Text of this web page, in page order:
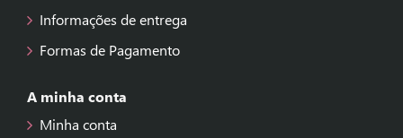
Informações de entrega
Formas de Pagamento
A minha conta
Minha conta